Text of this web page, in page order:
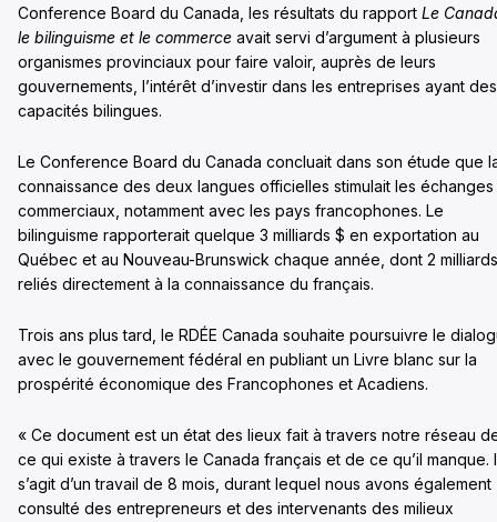
Conference Board du Canada, les résultats du rapport Le
le bilinguisme et le commerce avait servi d’argument à plusieurs
organismes provinciaux pour faire valoir, auprès de leurs
gouvernements, l’intérêt d’investir dans les entreprises ayant des
capacités bilingues.
Le Conference Board du Canada concluait dans son étude que
connaissance des deux langues officielles stimulait les échanges
commerciaux, notamment avec les pays francophones. Le
bilinguisme rapporterait quelque 3 milliards $ en exportation au
Québec et au Nouveau-Brunswick chaque année, dont 2
reliés directement à la connaissance du français.
Trois ans plus tard, le RDÉE Canada souhaite poursuivre le
avec le gouvernement fédéral en publiant un Livre blanc sur la
prospérité économique des Francophones et Acadiens.
« Ce document est un état des lieux fait à travers notre réseau
ce qui existe à travers le Canada français et de ce qu’il manque.
s’agit d’un travail de 8 mois, durant lequel nous avons également
consulté des entrepreneurs et des intervenants des milieux